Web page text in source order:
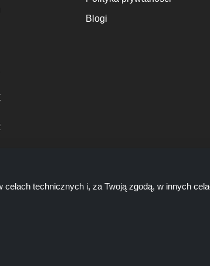
Blogi
technicznych i, za Twoją zgodą, w innych